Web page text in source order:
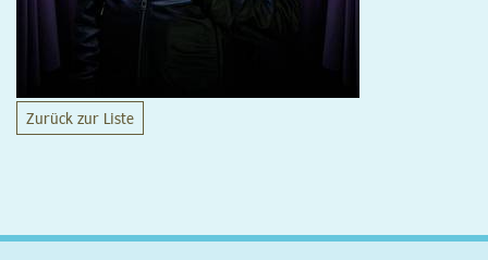
Zurück zur Liste